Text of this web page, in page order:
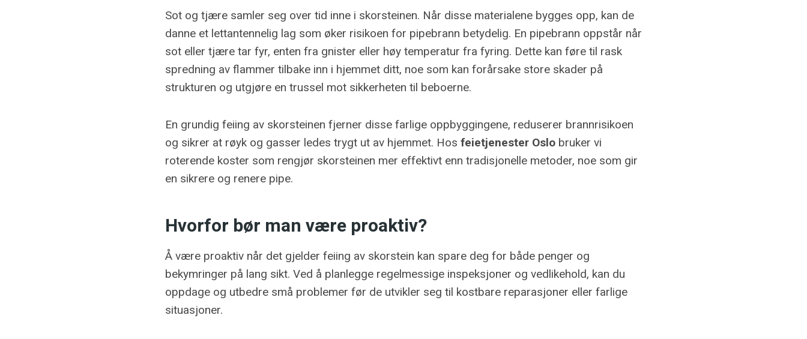
Sot og tjære samler seg over tid inne i skorsteinen. Når disse materialene bygges opp, kan de
danne et lettantennelig lag som øker risikoen for pipebrann betydelig. En pipebrann oppstår når
sot eller tjære tar fyr, enten fra gnister eller høy temperatur fra fyring. Dette kan føre til rask
spredning av flammer tilbake inn i hjemmet ditt, noe som kan forårsake store skader på
strukturen og utgjøre en trussel mot sikkerheten til beboerne.
En grundig feiing av skorsteinen fjerner disse farlige oppbyggingene, reduserer brannrisikoen
og sikrer at røyk og gasser ledes trygt ut av hjemmet. Hos feietjenester Oslo bruker vi
roterende koster som rengjør skorsteinen mer effektivt enn tradisjonelle metoder, noe som gir
en sikrere og renere pipe.
Hvorfor bør man være proaktiv?
Å være proaktiv når det gjelder feiing av skorstein kan spare deg for både penger og
bekymringer på lang sikt. Ved å planlegge regelmessige inspeksjoner og vedlikehold, kan du
oppdage og utbedre små problemer før de utvikler seg til kostbare reparasjoner eller farlige
situasjoner.